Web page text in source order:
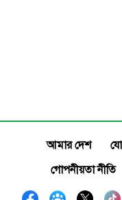
আমার দেশ
গোপনীয়তা নীতি